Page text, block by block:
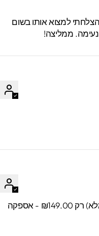
למצוא אותו בשום
ממליצה!
אליאס אדום במבצע ענק! (המשחק המלא) רק ₪149.00 - אספקה